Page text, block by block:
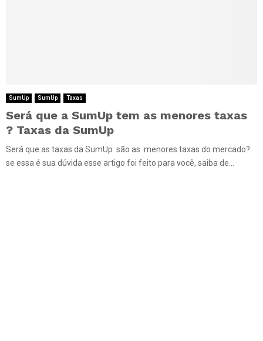
SumUp SumUp Taxas
Será que a SumUp tem as menores taxas
? Taxas da SumUp
Será que as taxas da SumUp são as menores taxas do mercado?
se essa é sua dúvida esse artigo foi feito para você, saiba de...